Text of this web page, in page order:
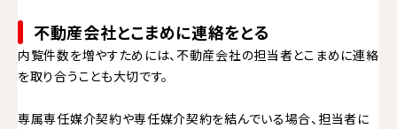
不動産会社とこまめに連絡をとる
内覧件数を増やすためには、不動産会社の担当者とこまめに連絡
を取り合うことも大切です。
専属専任媒介契約や専任媒介契約を結んでいる場合、担当者に